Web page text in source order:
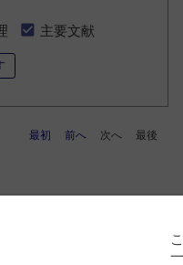
主要文献
最初 前へ 次へ 最後